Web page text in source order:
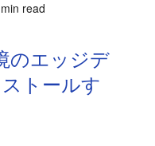
read
のエッジデ
トールす